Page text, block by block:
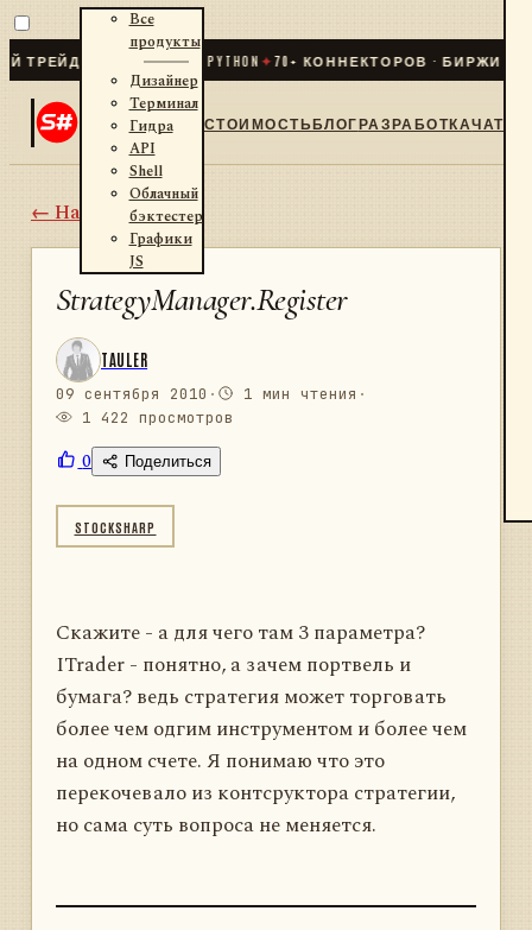
ДЛЯ .NET И PYTHON✦70+ КОННЕКТОРОВ · БИРЖИ ·
Все
продукты
Дизайнер
Терминал
Гидра
API
Shell
Облачный
бэктестер
Графики
JS
СТОИМОСТЬБЛОГРАЗРАБОТКАЧАТ
← Назад
StrategyManager.Register
TAULER
09 сентября 2010 · 1 мин чтения ·
1 422 просмотров
0 Поделиться
STOCKSHARP
Скажите - а для чего там 3 параметра?
ITrader - понятно, а зачем портвель и
бумага? ведь стратегия может торговать
более чем одгим инструментом и более чем
на одном счете. Я понимаю что это
перекочевало из контсруктора стратегии,
но сама суть вопроса не меняется.